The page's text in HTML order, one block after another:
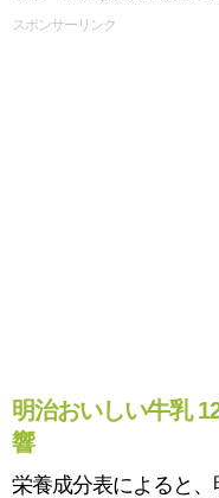
スポンサーリンク
明治おいしい牛乳
響
栄養成分表によると